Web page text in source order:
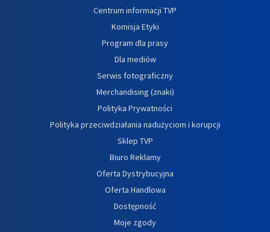
Centrum informacji TVP
Komisja Etyki
Program dla prasy
Dla mediów
Serwis fotograficzny
Merchandising (znaki)
Polityka Prywatności
Polityka przeciwdziałania nadużyciom i korupcji
Sklep TVP
Biuro Reklamy
Oferta Dystrybucyjna
Oferta Handlowa
Dostępność
Moje zgody